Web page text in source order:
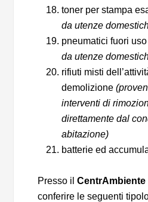
toner per stampa
da utenze
pneumatici fuori
da utenze
rifiuti misti
demolizione
interventi di
direttamente dal
abitazione)
batterie ed
Presso ilCentrAmbiente
conferire le seguenti